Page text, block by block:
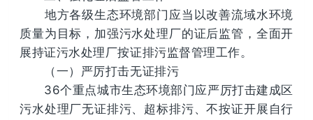
地方各级生态环境部门应当以改善流域水环境
质量为目标，加强污水处理厂的证后监管，全面开
展持证污水处理厂按证排污监督管理工作。
（一）严厉打击无证排污
36个重点城市生态环境部门应严厉打击建成区
污水处理厂无证排污、超标排污、不按证开展自行